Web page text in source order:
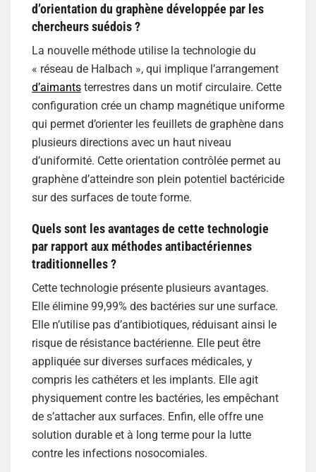
d’orientation du graphène développée par les
chercheurs suédois ?
La nouvelle méthode utilise la technologie du
« réseau de Halbach », qui implique l’arrangement
d’aimants terrestres dans un motif circulaire. Cette
configuration crée un champ magnétique uniforme
qui permet d’orienter les feuillets de graphène dans
plusieurs directions avec un haut niveau
d’uniformité. Cette orientation contrôlée permet au
graphène d’atteindre son plein potentiel bactéricide
sur des surfaces de toute forme.
Quels sont les avantages de cette technologie
par rapport aux méthodes antibactériennes
traditionnelles ?
Cette technologie présente plusieurs avantages.
Elle élimine 99,99% des bactéries sur une surface.
Elle n’utilise pas d’antibiotiques, réduisant ainsi le
risque de résistance bactérienne. Elle peut être
appliquée sur diverses surfaces médicales, y
compris les cathéters et les implants. Elle agit
physiquement contre les bactéries, les empêchant
de s’attacher aux surfaces. Enfin, elle offre une
solution durable et à long terme pour la lutte
contre les infections nosocomiales.